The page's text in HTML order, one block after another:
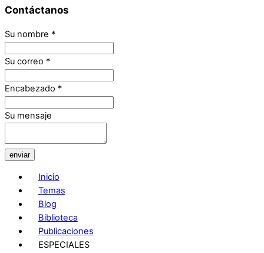
Contáctanos
Su nombre *
Su correo *
Encabezado *
Su mensaje
enviar
Inicio
Temas
Blog
Biblioteca
Publicaciones
ESPECIALES